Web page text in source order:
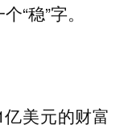
“稳”字。
美元的财富